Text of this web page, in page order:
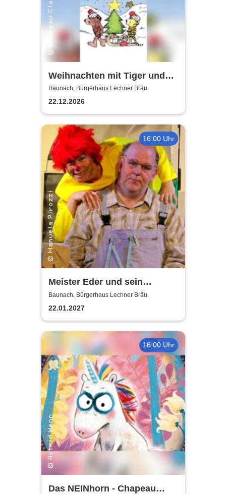
Weihnachten mit Tiger und
Bär - Chapeau Claque
Bamberg
Baunach, Bürgerhaus Lechner Bräu
22.12.2026
16:00 Uhr
Meister Eder und sein
Pumuckl
Baunach, Bürgerhaus Lechner Bräu
22.01.2027
16:00 Uhr
Das NEINhorn - Chapeau